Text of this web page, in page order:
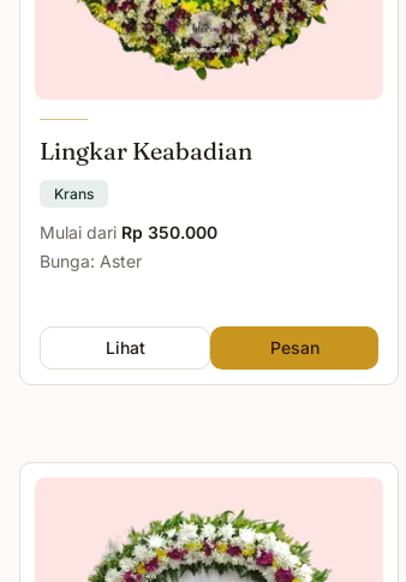
Lingkar Keabadian
Krans
Mulai dari Rp 350.000
Bunga: Aster
Lihat Pesan